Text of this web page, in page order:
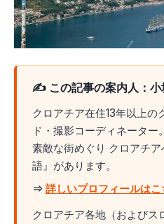
✍️ この記事の案内人：小
クロアチア在住13年以上の
ド・撮影コーディネータ
素敵な街めぐり クロアチ
語』があります。
⇒ 詳しいプロフィールはこ
クロアチア各地（およびス